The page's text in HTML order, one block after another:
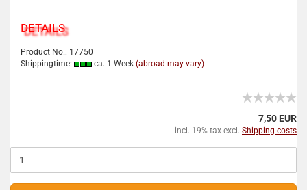
DETAILS
Product No.: 17750
Shippingtime:
ca. 1 Week (abroad may vary)
7,50 EUR
incl. 19% tax excl. Shipping costs